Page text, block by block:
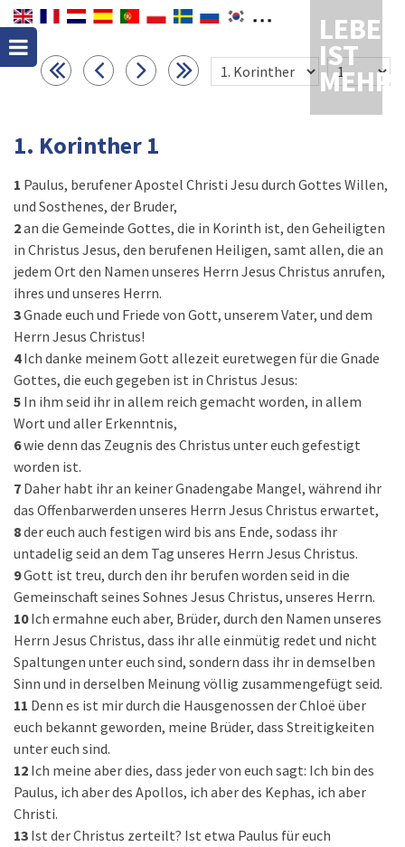
LEBEN
IST
MEHR
1. Korinther 1
1 Paulus, berufener Apostel Christi Jesu durch Gottes Willen,
und Sosthenes, der Bruder,
2an die Gemeinde Gottes, die in Korinth ist, den Geheiligten
in Christus Jesus, den berufenen Heiligen, samt allen, die an
jedem Ort den Namen unseres Herrn Jesus Christus anrufen,
ihres und unseres Herrn.
3Gnade euch und Friede von Gott, unserem Vater, und dem
Herrn Jesus Christus!
4 Ich danke meinem Gott allezeit euretwegen für die Gnade
Gottes, die euch gegeben ist in Christus Jesus:
5 In ihm seid ihr in allem reich gemacht worden, in allem
Wort und aller Erkenntnis,
6wie denn das Zeugnis des Christus unter euch gefestigt
worden ist.
7 Daher habt ihr an keiner Gnadengabe Mangel, während ihr
das Offenbarwerden unseres Herrn Jesus Christus erwartet,
8der euch auch festigen wird bis ans Ende, sodass ihr
untadelig seid an dem Tag unseres Herrn Jesus Christus.
9Gott ist treu, durch den ihr berufen worden seid in die
Gemeinschaft seines Sohnes Jesus Christus, unseres Herrn.
10 Ich ermahne euch aber, Brüder, durch den Namen unseres
Herrn Jesus Christus, dass ihr alle einmütig redet und nicht
Spaltungen unter euch sind, sondern dass ihr in demselben
Sinn und in derselben Meinung völlig zusammengefügt seid.
11 Denn es ist mir durch die Hausgenossen der Chloë über
euch bekannt geworden, meine Brüder, dass Streitigkeiten
unter euch sind.
12 Ich meine aber dies, dass jeder von euch sagt: Ich bin des
Paulus, ich aber des Apollos, ich aber des Kephas, ich aber
Christi.
13 Ist der Christus zerteilt? Ist etwa Paulus für euch